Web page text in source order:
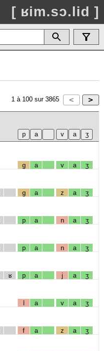
[ ʁim.sɔ.lid ]
1 à 100 sur 3865
g a v a ʒ
g a z a ʒ
p a n a ʒ
p a n a ʒ
ʁ p a j a ʒ
l a v a ʒ
f a z a ʒ